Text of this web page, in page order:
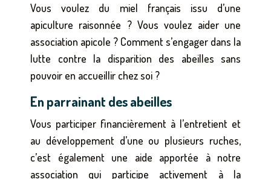
Vous voulez du miel français issu d’une
apiculture raisonnée ? Vous voulez aider une
association apicole ? Comment s’engager dans la
lutte contre la disparition des abeilles sans
pouvoir en accueillir chez soi ?
En parrainant des abeilles
Vous participer financièrement à l’entretient et
au développement d’une ou plusieurs ruches,
c’est également une aide apportée à notre
association qui participe activement à la